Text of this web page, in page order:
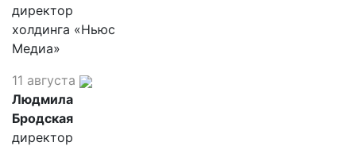
директор
холдинга «Ньюс
Медиа»
11 августа
Людмила
Бродская
директор